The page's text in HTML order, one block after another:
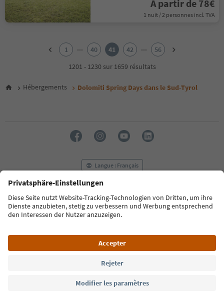
À partir de 78€
1 nuit / 2 personnes incl. TVA
6
16
17
18
19
21
1 ... 40 41 42 ...
56
1201 - 1230 sur 1659 résultats
Hébergements Dolomiti Spring Days dans le Sud-Tyrol
Langue : Français
FAQ Contactez-nous Presse
MICE
Politique de confidentialité
Conditions générales
Empreinte
Déclaration d’accessibilité South Tyrol B2B
© 2026 IDM Südtirol